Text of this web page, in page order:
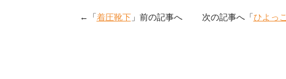
←「着圧靴下」前の記事へ 次の記事へ「ひよっこ